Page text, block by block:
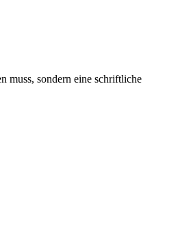
muss, sondern eine schriftliche